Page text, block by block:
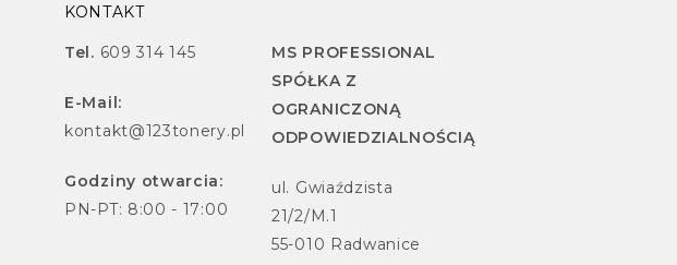
KONTAKT
Tel. 609 314 145
E-Mail:
kontakt@123tonery.pl
Godziny otwarcia:
PN-PT: 8:00 - 17:00
MS PROFESSIONAL
SPÓŁKA Z
OGRANICZONĄ
ODPOWIEDZIALNOŚCIĄ
ul. Gwiaździsta
21/2/M.1
55-010 Radwanice